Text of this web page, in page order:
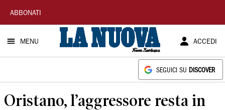
La
Nuova
Sardegna
ABBONATI
MENU ACCEDI
SEGUICI SU DISCOVER
Oristano, l’aggressore resta in